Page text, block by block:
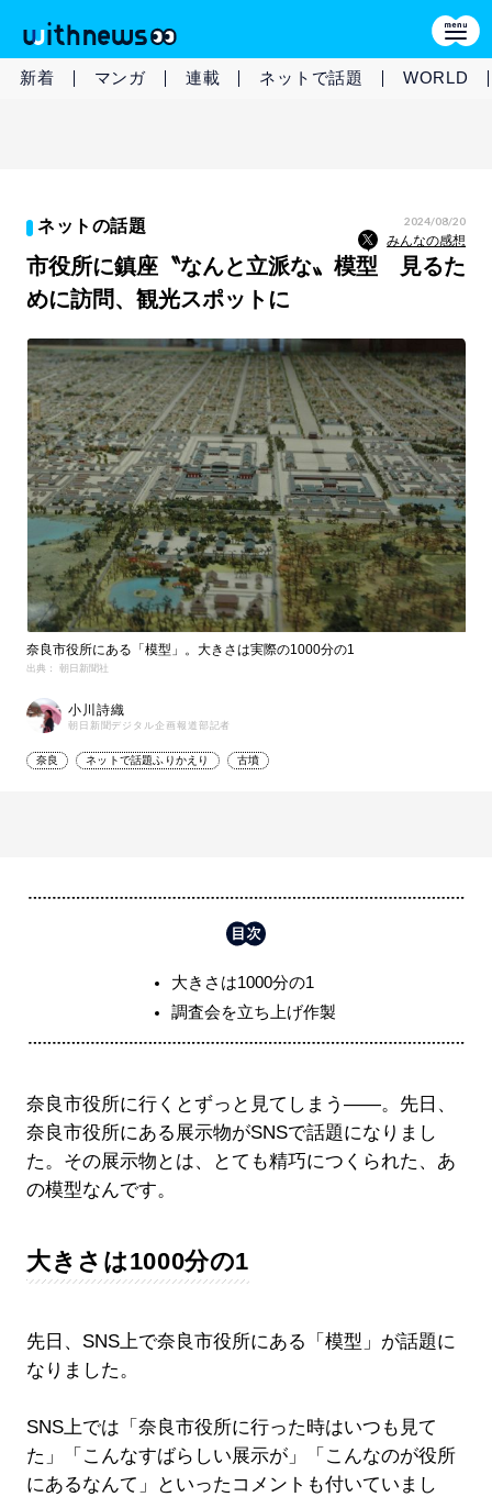
新着 マンガ 連載 ネットで話題 WORLD
ネットの話題 2024/08/20
みんなの感想
市役所に鎮座〝なんと立派な〟模型 見るた
めに訪問、観光スポットに
奈良市役所にある「模型」。大きさは実際の1000分の1
出典： 朝日新聞社
小川詩織
朝日新聞デジタル企画報道部記者
奈良 ネットで話題ふりかえり 古墳
大きさは1000分の1
調査会を立ち上げ作製
奈良市役所に行くとずっと見てしまう――。先日、
奈良市役所にある展示物がSNSで話題になりまし
た。その展示物とは、とても精巧につくられた、あ
の模型なんです。
大きさは1000分の1
先日、SNS上で奈良市役所にある「模型」が話題に
なりました。
SNS上では「奈良市役所に行った時はいつも見て
た」「こんなすばらしい展示が」「こんなのが役所
にあるなんて」といったコメントも付いていまし